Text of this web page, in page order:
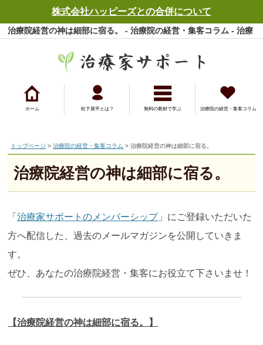
治療院経営の神は細部に宿る。 - 治療院の経営・集客コラム - 治療
ホーム 松下展平とは？ 無料の教材で学ぶ 治療院の経営・集客コラム
トップページ >治療院の経営・集客コラム > 治療院経営の神は細部に宿る。
治療院経営の神は細部に宿る。
「治療家サポートのメンバーシップ」にご登録いただいた
方へ配信した、過去のメールマガジンを公開していきま
す。
ぜひ、あなたの治療院経営・集客にお役立て下さいませ！
【治療院経営の神は細部に宿る。】
株式会社ハッピーズとの合併について